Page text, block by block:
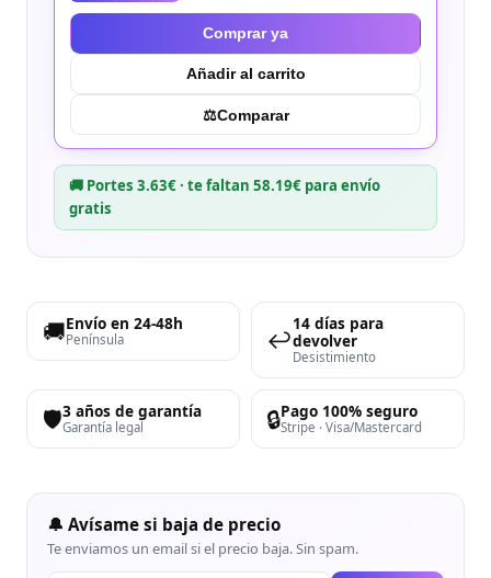
Comprar ya
Añadir al carrito
⚖︎Comparar
🚚 Portes 3.63€ · te faltan 58.19€ para envío
gratis
🚚Envío en 24-48h
Península ↩️
14 días para
devolver
Desistimiento
🛡️3 años de garantía
Garantía legal 🔒Pago 100% seguro
Stripe · Visa/Mastercard
🔔 Avísame si baja de precio
Te enviamos un email si el precio baja. Sin spam.